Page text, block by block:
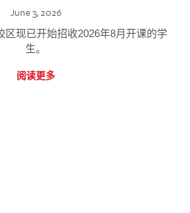
June 3, 2026
区现已开始招收2026年8月开课的学
生。
阅读更多